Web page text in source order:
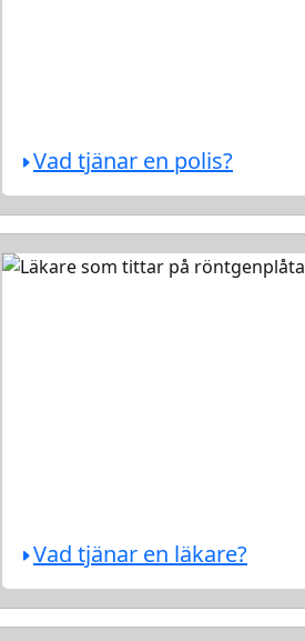
Vad tjänar en polis?
Vad tjänar en läkare?